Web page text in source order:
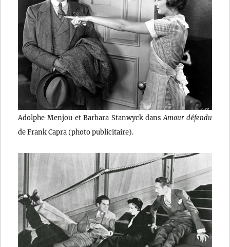
Adolphe Menjou et Barbara Stanwyck dansAmour défendu
de Frank Capra (photo publicitaire).